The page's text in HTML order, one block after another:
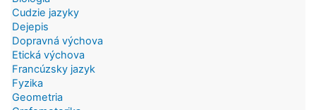
Cudzie jazyky
Dejepis
Dopravná výchova
Etická výchova
Francúzsky jazyk
Fyzika
Geometria